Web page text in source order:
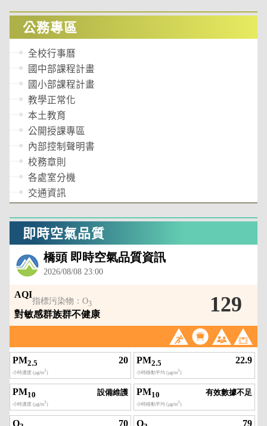
公務專區
全校行事曆
國中部課程計畫
國小部課程計畫
教學正常化
本土教育
公開授課專區
內部控制聲明書
校務章則
各處室分機
交通資訊
即時空氣品質